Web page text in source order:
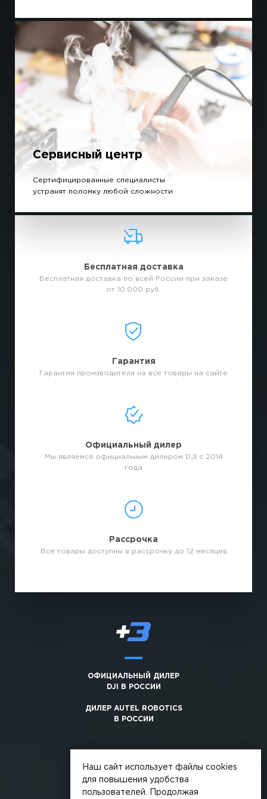
Сервисный центр
Сертифицированные специалисты
устранят поломку любой сложности
Бесплатная доставка
Бесплатная доставка по всей России при заказе
от 10.000 руб.
Гарантия
Гарантия производителя на все товары на сайте
Официальный дилер
Мы являемся официальным дилером DJI с 2014
года
Рассрочка
Все товары доступны в рассрочку до 12 месяцев
ОФИЦИАЛЬНЫЙ ДИЛЕР
DJI В РОССИИ
ДИЛЕР AUTEL ROBOTICS
В РОССИИ
Наш сайт использует файлы cookies
для повышения удобства
пользователей. Продолжая